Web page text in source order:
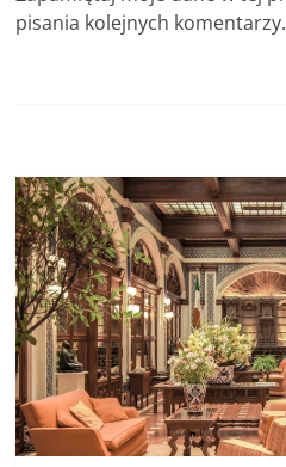
pisania kolejnych komentarzy.